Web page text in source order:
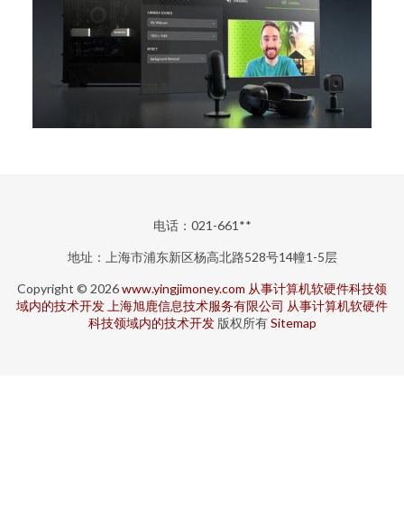
电话：021-661**
地址：上海市浦东新区杨高北路528号14幢1-5层
Copyright © 2026www.yingjimoney.com 从事计算机软硬件科技领
域内的技术开发 上海旭鹿信息技术服务有限公司 从事计算机软硬件
科技领域内的技术开发版权所有Sitemap